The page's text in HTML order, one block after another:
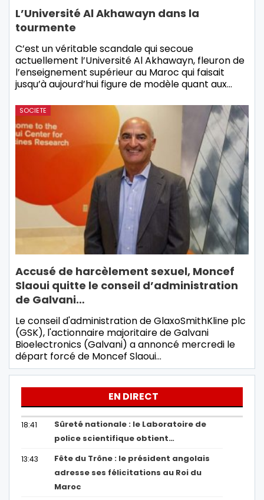
L’Université Al Akhawayn dans la
tourmente
C’est un véritable scandale qui secoue
actuellement l’Université Al Akhawayn, fleuron de
l’enseignement supérieur au Maroc qui faisait
jusqu’à aujourd’hui figure de modèle quant aux…
SOCIETE
Accusé de harcèlement sexuel, Moncef
Slaoui quitte le conseil d’administration
de Galvani…
Le conseil d'administration de GlaxoSmithKline plc
(GSK), l'actionnaire majoritaire de Galvani
Bioelectronics (Galvani) a annoncé mercredi le
départ forcé de Moncef Slaoui…
EN DIRECT
18:41
Sûreté nationale : le Laboratoire de
police scientifique obtient…
13:43
Fête du Trône : le président angolais
adresse ses félicitations au Roi du
Maroc